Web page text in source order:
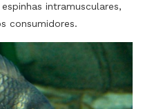
intramusculares,
consumidores.